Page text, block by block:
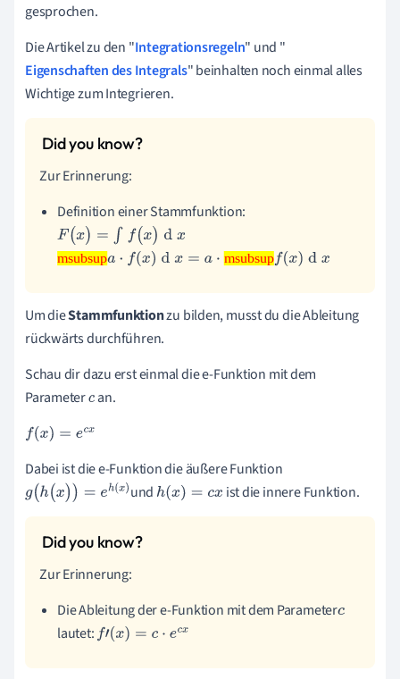
gesprochen.
Die Artikel zu den "Integrationsregeln" und "
Eigenschaften des Integrals" beinhalten noch einmal alles
Wichtige zum Integrieren.
Zur Erinnerung:
Definition einer Stammfunktion:
F(x)=∫ (x) dx
msubsup msubsup
msubsupa · (x)dx=a· msubsupf(x)dx
Um dieStammfunktionzu bilden, musst du die Ableitung
rückwärts durchführen.
Schau dir dazu erst einmal die e-Funktion mit dem
Parameterc an.
f(x)=e cx
Dabei ist die e-Funktion die äußere Funktion
g(h(x))= eh(x) und h(x)=cx ist die innere Funktion.
Zur Erinnerung:
Die Ableitung der e-Funktion mit dem Parameterc
lautet:f'(x)=c ·ec x